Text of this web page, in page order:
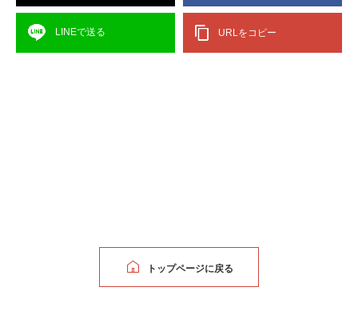
LINEで送る URLをコピー
トップページに戻る